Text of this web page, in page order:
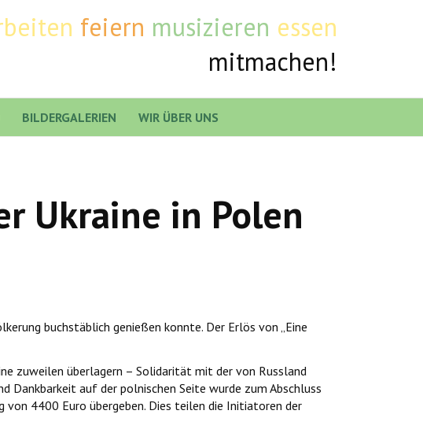
feiern musizieren essen
mitmachen!
BILDERGALERIEN WIR ÜBER UNS
Ukraine in Polen
buchstäblich genießen konnte. Der Erlös von „Eine
zuweilen überlagern – Solidarität mit der von Russland
Dankbarkeit auf der polnischen Seite wurde zum Abschluss
von 4400 Euro übergeben. Dies teilen die Initiatoren der